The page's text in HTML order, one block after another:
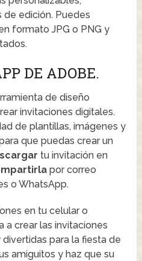
de edición. Puedes
formato JPG o PNG y
DE ADOBE.
de diseño
invitaciones digitales.
de plantillas, imágenes y
que puedas crear un
tu invitación en
por correo
o WhatsApp.
en tu celular o
crear las invitaciones
para la fiesta de
amiguitos y haz que su